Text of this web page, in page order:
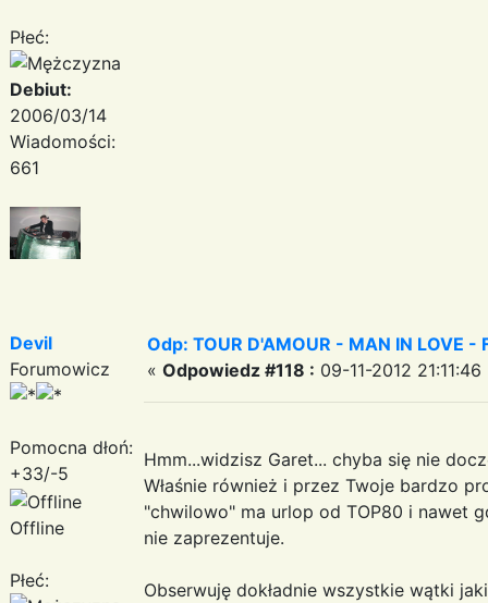
Płeć:
Debiut:
2006/03/14
Wiadomości:
661
Devil
Forumowicz
Pomocna dłoń:
+33/-5
Offline
Płeć:
Odp: TOUR D'AMOUR - MAN IN LOVE
« Odpowiedz #118 : 09-11-2012 21:11:46
Hmm...widzisz Garet... chyba się nie
Właśnie również i przez Twoje bardzo
"chwilowo" ma urlop od TOP80 i nawet
nie zaprezentuje.
Obserwuję dokładnie wszystkie wątki